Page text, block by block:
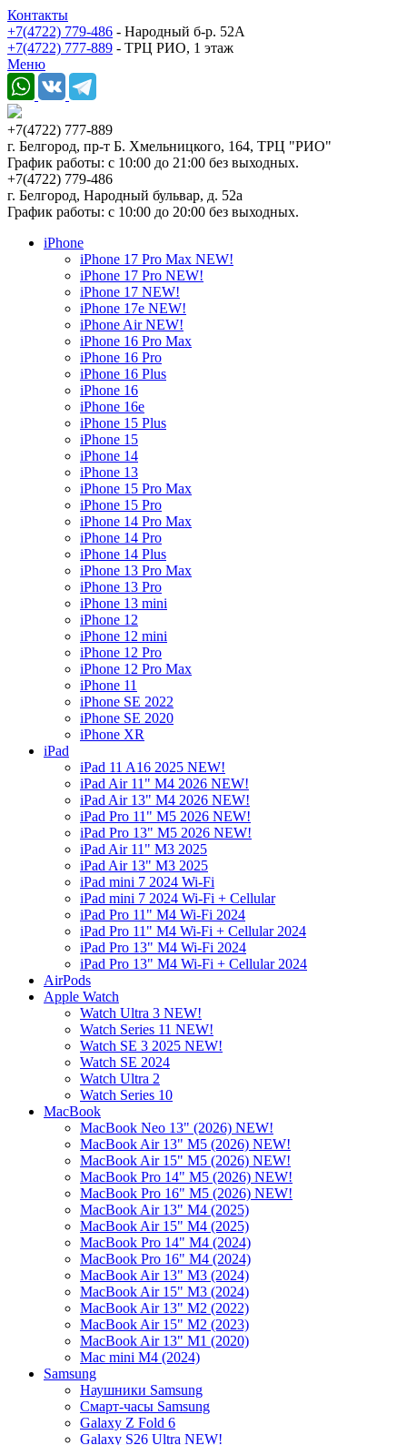
Контакты
+7(4722) 779-486 - Народный б-р. 52А
+7(4722) 777-889 - ТРЦ РИО, 1 этаж
Меню
+7(4722) 777-889
г. Белгород, пр-т Б. Хмельницкого, 164, ТРЦ "РИО"
График работы: с 10:00 до 21:00 без выходных.
+7(4722) 779-486
г. Белгород, Народный бульвар, д. 52а
График работы: с 10:00 до 20:00 без выходных.
iPhone
iPhone 17 Pro Max NEW!
iPhone 17 Pro NEW!
iPhone 17 NEW!
iPhone 17e NEW!
iPhone Air NEW!
iPhone 16 Pro Max
iPhone 16 Pro
iPhone 16 Plus
iPhone 16
iPhone 16e
iPhone 15 Plus
iPhone 15
iPhone 14
iPhone 13
iPhone 15 Pro Max
iPhone 15 Pro
iPhone 14 Pro Max
iPhone 14 Pro
iPhone 14 Plus
iPhone 13 Pro Max
iPhone 13 Pro
iPhone 13 mini
iPhone 12
iPhone 12 mini
iPhone 12 Pro
iPhone 12 Pro Max
iPhone 11
iPhone SE 2022
iPhone SE 2020
iPhone XR
iPad
iPad 11 A16 2025 NEW!
iPad Air 11" M4 2026 NEW!
iPad Air 13" M4 2026 NEW!
iPad Pro 11" M5 2026 NEW!
iPad Pro 13" M5 2026 NEW!
iPad Air 11" M3 2025
iPad Air 13" M3 2025
iPad mini 7 2024 Wi-Fi
iPad mini 7 2024 Wi-Fi + Cellular
iPad Pro 11" M4 Wi-Fi 2024
iPad Pro 11" M4 Wi-Fi + Cellular 2024
iPad Pro 13" M4 Wi-Fi 2024
iPad Pro 13" M4 Wi-Fi + Cellular 2024
AirPods
Apple Watch
Watch Ultra 3 NEW!
Watch Series 11 NEW!
Watch SE 3 2025 NEW!
Watch SE 2024
Watch Ultra 2
Watch Series 10
MacBook
MacBook Neo 13" (2026) NEW!
MacBook Air 13" M5 (2026) NEW!
MacBook Air 15" M5 (2026) NEW!
MacBook Pro 14" M5 (2026) NEW!
MacBook Pro 16" M5 (2026) NEW!
MacBook Air 13" M4 (2025)
MacBook Air 15" M4 (2025)
MacBook Pro 14" M4 (2024)
MacBook Pro 16" M4 (2024)
MacBook Air 13" M3 (2024)
MacBook Air 15" M3 (2024)
MacBook Air 13" M2 (2022)
MacBook Air 15" M2 (2023)
MacBook Air 13" M1 (2020)
Mac mini M4 (2024)
Samsung
Наушники Samsung
Смарт-часы Samsung
Galaxy Z Fold 6
Galaxy S26 Ultra NEW!